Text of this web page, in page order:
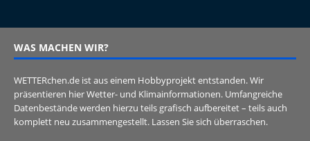
WAS MACHEN WIR?
WETTERchen.de ist aus einem Hobbyprojekt entstanden. Wir
präsentieren hier Wetter- und Klimainformationen. Umfangreiche
Datenbestände werden hierzu teils grafisch aufbereitet – teils auch
komplett neu zusammengestellt. Lassen Sie sich überraschen.